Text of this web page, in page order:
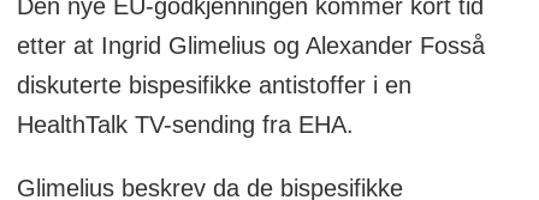
Den nye EU-godkjenningen kommer kort tid
etter at Ingrid Glimelius og Alexander Fosså
diskuterte bispesifikke antistoffer i en
HealthTalk TV-sending fra EHA.
Glimelius beskrev da de bispesifikke